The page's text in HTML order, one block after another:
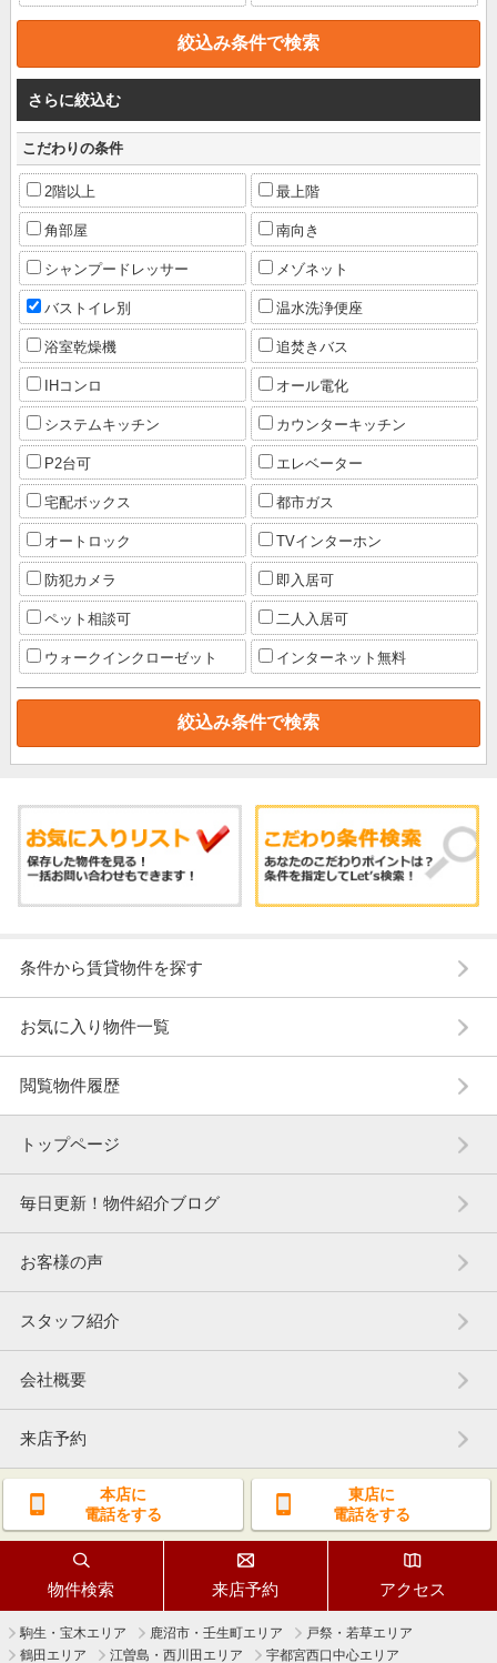
さらに絞込む
こだわりの条件
2階以上 最上階
角部屋 南向き
シャンプードレッサー メゾネット
バストイレ別 温水洗浄便座
浴室乾燥機 追焚きバス
IHコンロ オール電化
システムキッチン カウンターキッチン
P2台可 エレベーター
宅配ボックス 都市ガス
オートロック TVインターホン
防犯カメラ 即入居可
ペット相談可 二人入居可
ウォークインクローゼット インターネット無料
条件から賃貸物件を探す
お気に入り物件一覧
閲覧物件履歴
トップページ
毎日更新！物件紹介ブログ
お客様の声
スタッフ紹介
会社概要
来店予約
本店に
電話をする
東店に
電話をする
物件検索 来店予約 アクセス
駒生・宝木エリア 鹿沼市・壬生町エリア
戸祭・若草エリア
鶴田エリア
江曽島・西川田エリア 宇都宮西口中心エリア